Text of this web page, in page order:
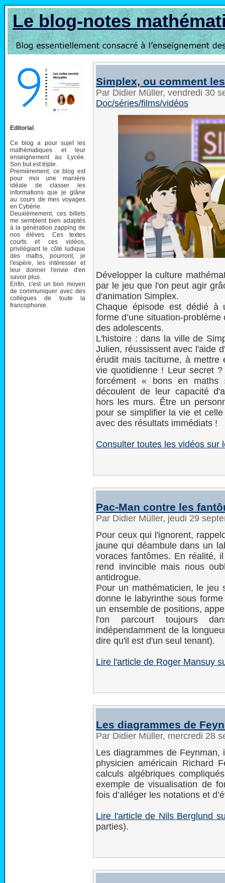
Le blog-notes
Editorial
Ce blog a pour sujet les
mathématiques et leur
enseignement au Lycée.
Son but est triple.
Premièrement, ce blog est
pour moi une manière
idéale de classer les
informations que je glâne
au cours de mes voyages
en Cybérie.
Deuxièmement, ces billets
me semblent bien adaptés
à la génération zapping de
nos élèves. Ces textes
courts et ces vidéos,
privilégiant le côté ludique
des maths, pourront, je
l'espère, les intéresser et
leur donner l'envie d'en
savoir plus.
Enfin, c'est un bon moyen
de communiquer avec des
collègues de toute la
francophonie.
Simplex, ou comment
Par Didier Müller, vendredi 30
Doc/séries/films/vidéos
Développer la culture
par le jeu que l'on peut agir
d'animation Simplex.
Chaque épisode est dédié à
forme d’une situation-
des adolescents.
L'histoire : dans la ville de
Julien, réussissent avec l'aide
érudit mais taciturne, à mettre
vie quotidienne ! Leur secret
forcément « bons en maths
découlent de leur capacité
hors les murs. Être un
pour se simplifier la vie et
avec des résultats immédiats !
Consulter toutes les vidéos sur
Pac-Man contre les
Par Didier Müller, jeudi 29
Pour ceux qui l'ignorent,
jaune qui déambule dans un
voraces fantômes. En réalité,
rend invincible mais nous
antidrogue.
Pour un mathématicien, le jeu
donne le labyrinthe sous
un ensemble de positions,
l'on parcourt toujours
indépendamment de la
dire qu'il est d'un seul tenant).
Lire l'article de Roger Mansuy
Les diagrammes de
Par Didier Müller, mercredi 28
Les diagrammes de
physicien américain Richard
calculs algébriques
exemple de visualisation de
fois d’alléger les notations et
Lire l'article de Nils Berglund
parties).